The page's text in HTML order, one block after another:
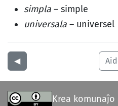
simpla – simple
universala – universel
◀︎
Krea komunaĵo